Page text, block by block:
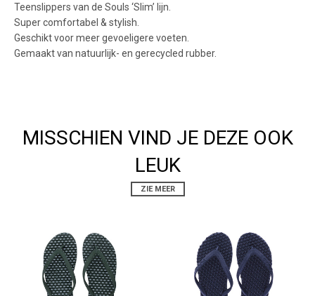
Teenslippers van de Souls ‘Slim’ lijn.
Super comfortabel & stylish.
Geschikt voor meer gevoeligere voeten.
Gemaakt van natuurlijk- en gerecycled rubber.
MISSCHIEN VIND JE DEZE OOK
LEUK
ZIE MEER